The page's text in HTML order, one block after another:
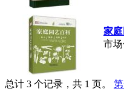
家
市场
总计 3 个记录，共 1 页。